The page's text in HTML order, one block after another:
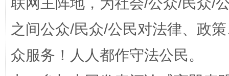
招工难、用工荒背后
之间公众/民众/公民对法律、政
众服务！人人都作守法公民。